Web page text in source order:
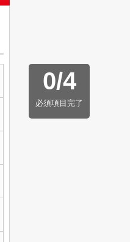
0/4
必須項目完了